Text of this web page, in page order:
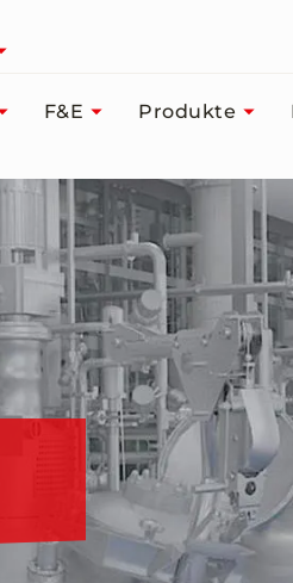
F&E Produkte